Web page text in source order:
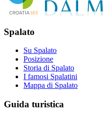
Spalato
Su Spalato
Posizione
Storia di Spalato
I famosi Spalatini
Mappa di Spalato
Guida turistica